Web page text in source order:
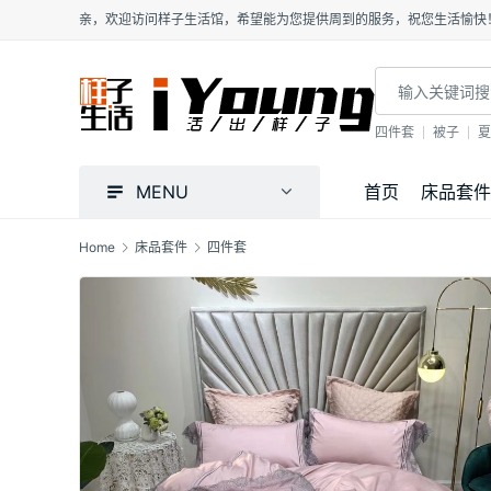
亲，欢迎访问样子生活馆，希望能为您提供周到的服务，祝您生活愉快
四件套 被子
MENU 首页 床品套件
Home 床品套件 四件套